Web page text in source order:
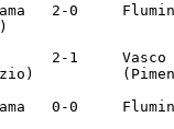
Gama   2-0
2x)
2-1     Vasco
0-0